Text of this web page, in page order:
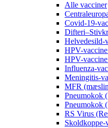
Alle vacciner
Covid-19-
Helvedesild-
HPV-
HPV-
Influenza-
Meningitis-
MFR
Pneumokok
Pneumokok
RS Virus
Skoldkoppe-